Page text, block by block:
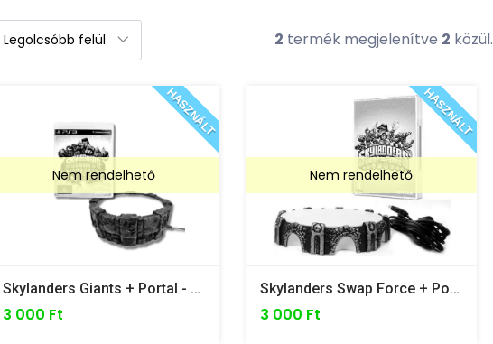
2 termék megjelenítve 2 közül.
Nem rendelhető
HASZNÁLT
Skylanders Giants + Portal - PS3
3 000 Ft
Nem rendelhető
HASZNÁLT
Skylanders Swap Force + Portal Csomag - PS3
3 000 Ft